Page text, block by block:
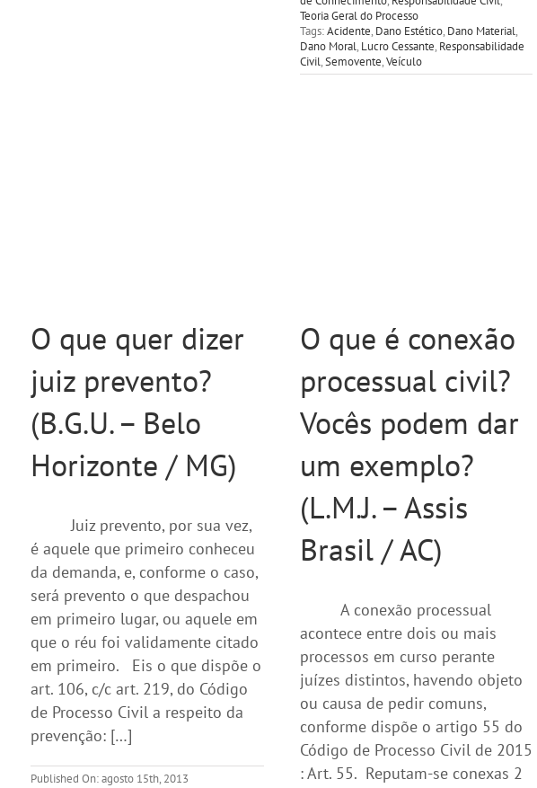
Teoria Geral do Processo
Tags:Acidente, Dano Estético, Dano Material,
Dano Moral, Lucro Cessante, Responsabilidade
Civil,Semovente,Veículo
O que quer dizer
juiz prevento?
(B.G.U. – Belo
Horizonte / MG)
Juiz prevento, por sua vez,
é aquele que primeiro conheceu
da demanda, e, conforme o caso,
será prevento o que despachou
em primeiro lugar, ou aquele em
que o réu foi validamente citado
em primeiro. Eis o que dispõe o
art. 106, c/c art. 219, do Código
de Processo Civil a respeito da
prevenção: […]
Published On: agosto 15th, 2013
O que é conexão
processual civil?
Vocês podem dar
um exemplo?
(L.M.J. – Assis
Brasil / AC)
A conexão processual
acontece entre dois ou mais
processos em curso perante
juízes distintos, havendo objeto
ou causa de pedir comuns,
conforme dispõe o artigo 55 do
Código de Processo Civil de 2015
: Art. 55. Reputam-se conexas 2